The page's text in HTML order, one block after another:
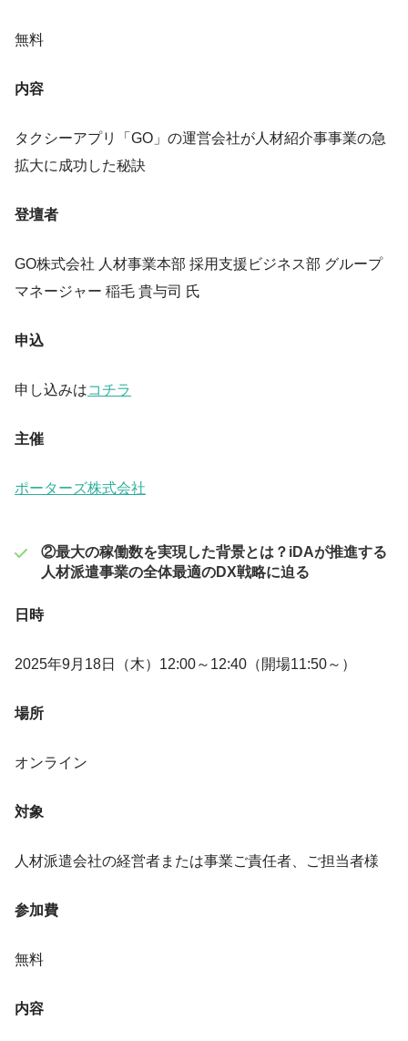
無料
内容
タクシーアプリ「GO」の運営会社が人材紹介事事業の急
拡大に成功した秘訣
登壇者
GO株式会社 人材事業本部 採用支援ビジネス部 グループ
マネージャー 稲毛 貴与司 氏
申込
申し込みはコチラ
主催
ポーターズ株式会社
②最大の稼働数を実現した背景とは？iDAが推進する
人材派遣事業の全体最適のDX戦略に迫る
日時
2025年9月18日（木）12:00～12:40（開場11:50～）
場所
オンライン
対象
人材派遣会社の経営者または事業ご責任者、ご担当者様
参加費
無料
内容